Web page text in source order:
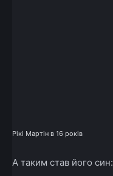
Рікі Мартін в 16 років
А таким став його син: